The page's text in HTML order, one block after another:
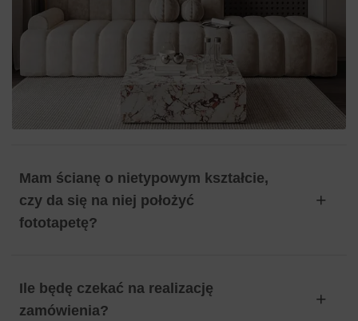
Mam ścianę o nietypowym kształcie,
czy da się na niej położyć
fototapetę?
Ile będę czekać na realizację
zamówienia?